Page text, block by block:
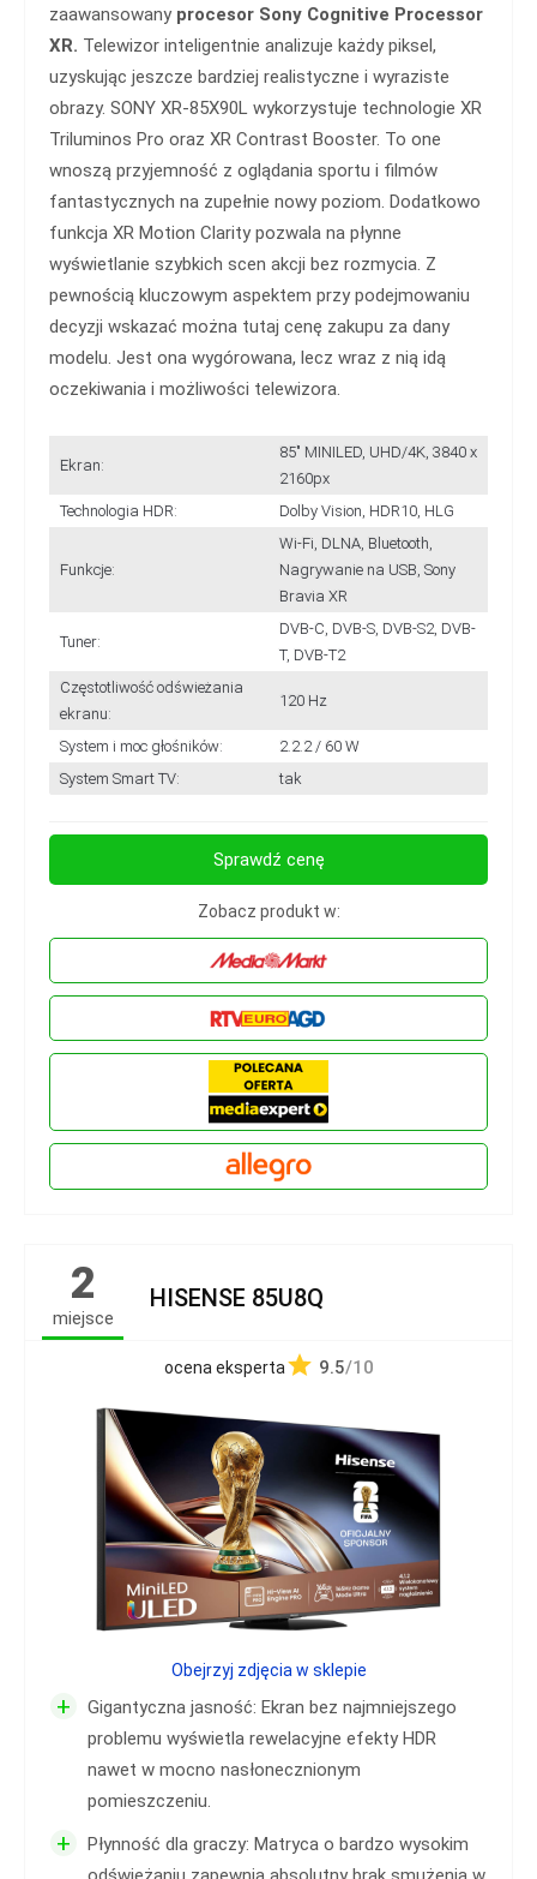
zaawansowany procesor Sony Cognitive Processor
XR. Telewizor inteligentnie analizuje każdy piksel,
uzyskując jeszcze bardziej realistyczne i wyraziste
obrazy. SONY XR-85X90L wykorzystuje technologie XR
Triluminos Pro oraz XR Contrast Booster. To one
wnoszą przyjemność z oglądania sportu i filmów
fantastycznych na zupełnie nowy poziom. Dodatkowo
funkcja XR Motion Clarity pozwala na płynne
wyświetlanie szybkich scen akcji bez rozmycia. Z
pewnością kluczowym aspektem przy podejmowaniu
decyzji wskazać można tutaj cenę zakupu za dany
modelu. Jest ona wygórowana, lecz wraz z nią idą
oczekiwania i możliwości telewizora.
Ekran:
85" MINILED, UHD/4K, 3840 x
2160px
Technologia HDR:
Dolby Vision, HDR10, HLG
Funkcje:
Wi-Fi, DLNA, Bluetooth,
Nagrywanie na USB, Sony
Bravia XR
Tuner:
DVB-C, DVB-S, DVB-S2, DVB-
T, DVB-T2
Częstotliwość odświeżania
ekranu:
120 Hz
System i moc głośników:
2.2.2 / 60 W
System Smart TV:
tak
Sprawdź cenę
Zobacz produkt w:
2
miejsce
HISENSE 85U8Q
ocena eksperta 9.5/10
+
Gigantyczna jasność: Ekran bez najmniejszego
problemu wyświetla rewelacyjne efekty HDR
nawet w mocno nasłonecznionym
pomieszczeniu.
+
Płynność dla graczy: Matryca o bardzo wysokim
Obejrzyj zdjęcia w sklepie